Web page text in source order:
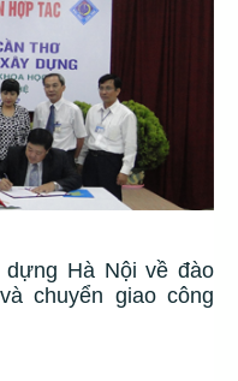
Hà Nội về đào
chuyển giao công